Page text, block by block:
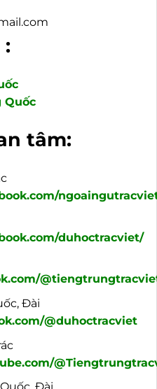
:
Quốc
tâm:
duhoctracviet/
Đài
@duhoctracviet